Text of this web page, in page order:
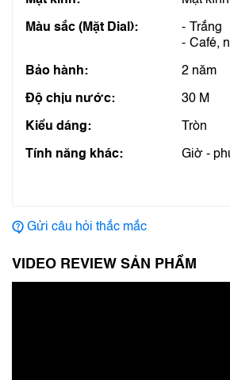
Màu sắc (Mặt Dial):
Trắng
Café,
Bảo hành: 2 năm
Độ chịu nước: 30 M
Kiểu dáng: Tròn
Tính năng khác: Giờ -
Gửi câu hỏi thắc mắc
VIDEO REVIEW SẢN PHẨM